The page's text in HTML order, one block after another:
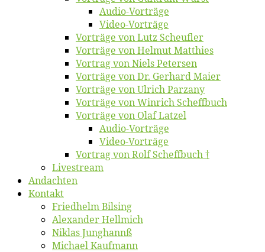
Au­dio-Vor­trä­ge
Vi­deo-Vor­trä­ge
Vor­trä­ge von Lutz Scheufler
Vor­trä­ge von Hel­mut Matthies
Vor­trag von Niels Petersen
Vor­trä­ge von Dr. Ger­hard Maier
Vor­trä­ge von Ul­rich Parzany
Vor­trä­ge von Win­rich Scheffbuch
Vor­trä­ge von Olaf Latzel
Au­dio-Vor­trä­ge
Vi­deo-Vor­trä­ge
Vor­trag von Rolf Scheffbuch †
Live­stream
An­dach­ten
Kon­takt
Fried­helm Bilsing
Alex­an­der Hellmich
Ni­klas Junghannß
Mi­cha­el Kaufmann